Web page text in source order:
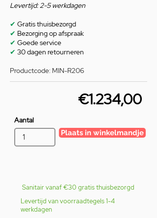
Levertijd: 2-5 werkdagen
✔ Gratis thuisbezorgd
✔ Bezorging op afspraak
✔ Goede service
✔ 30 dagen retourneren
Productcode: MIN-R206
€1.234,00
Aantal
Plaats in winkelmandje
Sanitair vanaf €30 gratis thuisbezorgd
Levertijd van voorraadtegels 1-4
werkdagen